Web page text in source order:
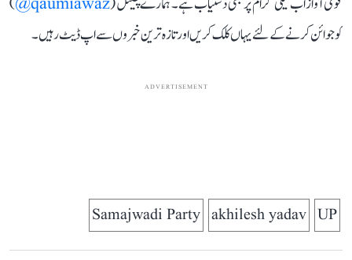
کو جوائن کرنے کے لئے یہاں کلک کریں اور تازہ ترین خبروں سے اپ ڈیٹ رہیں۔
ADVERTISEMENT
UP
akhilesh yadav
Samajwadi Party